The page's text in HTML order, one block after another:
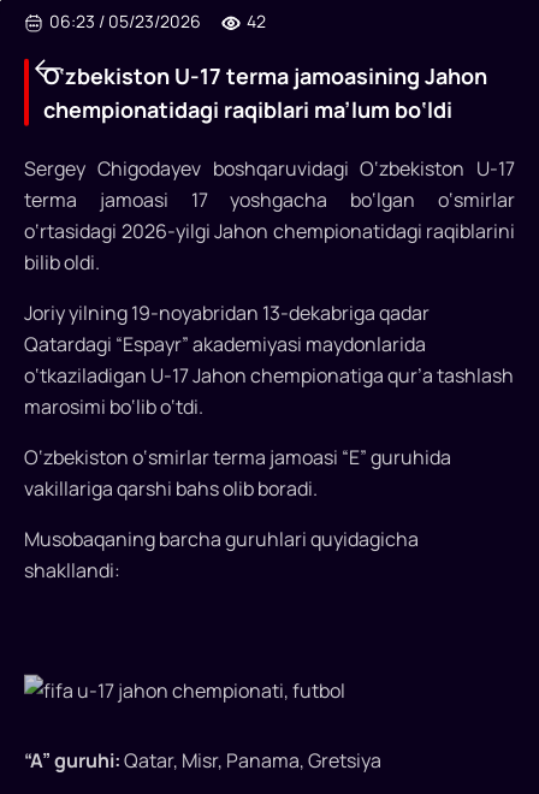
O‘zbekiston
U-
17
terma
jamoasining
Jahon
chempionatidagi
raqiblari
ma’lum
bo‘ldi
Qatarda
yoshgacha
06:23 / 05/23/2026 42
O‘zbekiston U-17 terma jamoasining Jahon
chempionatidagi raqiblari ma’lum bo‘ldi
Sergey Chigodayev boshqaruvidagi O‘zbekiston U-17
terma jamoasi 17 yoshgacha bo‘lgan o‘smirlar
o‘rtasidagi 2026-yilgi Jahon chempionatidagi raqiblarini
bilib oldi.
Joriy yilning 19-noyabridan 13-dekabriga qadar
Qatardagi “Espayr” akademiyasi maydonlarida
o‘tkaziladigan U-17 Jahon chempionatiga qur’a tashlash
marosimi bo‘lib o‘tdi.
O‘zbekiston o‘smirlar terma jamoasi “E” guruhida
vakillariga qarshi bahs olib boradi.
Musobaqaning barcha guruhlari quyidagicha
shakllandi:
“A” guruhi:Qatar, Misr, Panama, Gretsiya